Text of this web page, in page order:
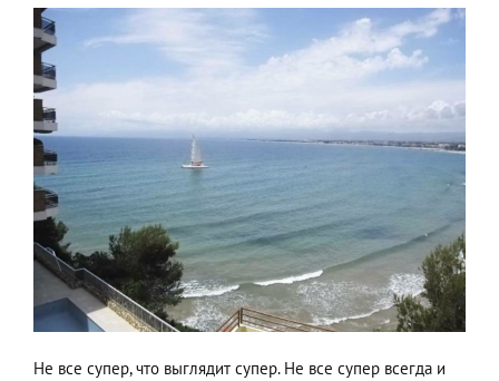
Не все супер, что выглядит супер. Не все супер всегда и